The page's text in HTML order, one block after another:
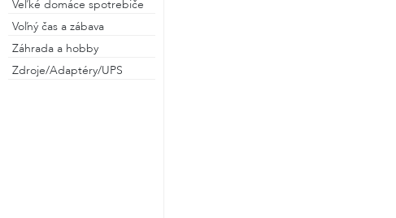
Veľké domáce spotrebiče
Voľný čas a zábava
Záhrada a hobby
Zdroje/Adaptéry/UPS